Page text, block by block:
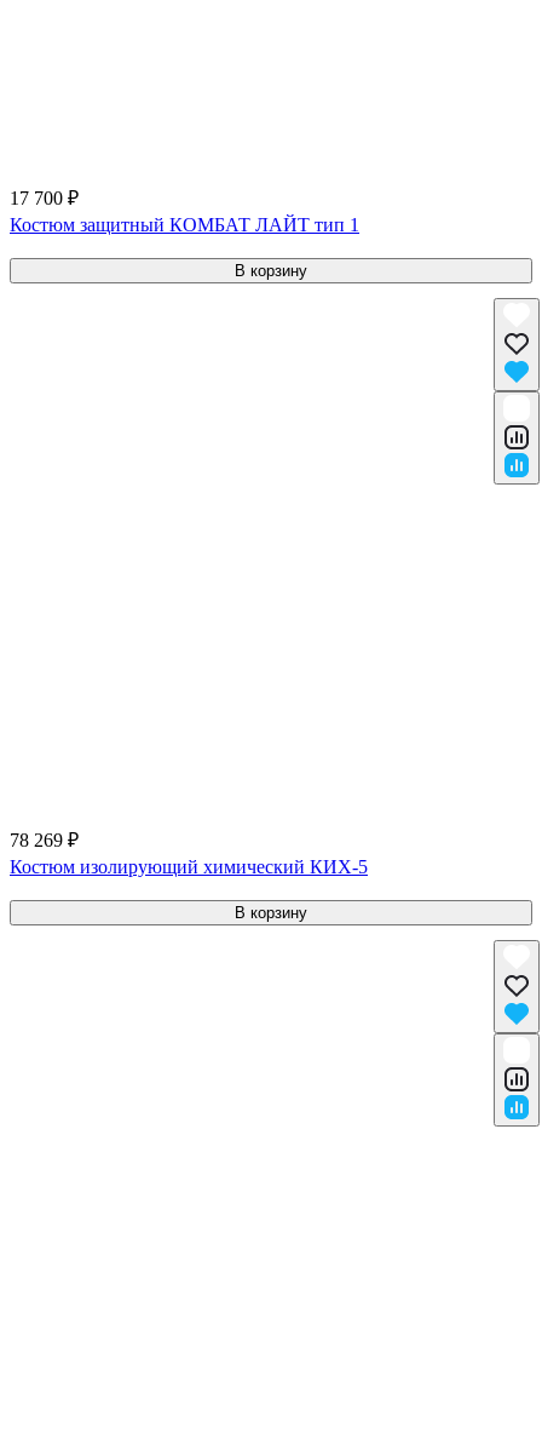
17 700 ₽
Костюм защитный КОМБАТ ЛАЙТ тип 1
В корзину
78 269 ₽
Костюм изолирующий химический КИХ-5
В корзину